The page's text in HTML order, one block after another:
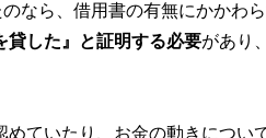
なら、借用書の有無にかかわ
貸した』と証明する必要があり
ていたり、お金の動きについ